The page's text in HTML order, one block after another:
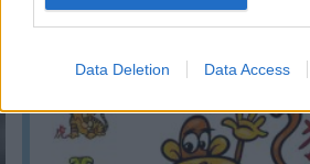
Data Deletion Data Access
KISZÁMOLOM!